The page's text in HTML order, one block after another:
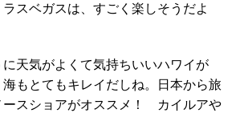
スベガスは、すごく楽しそうだよ
天気がよくて気持ちいいハワイが
もとてもキレイだしね。日本から旅
ースショアがオススメ！ カイルアや